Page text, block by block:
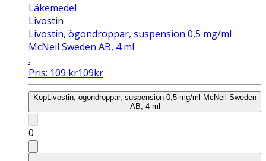
Läkemedel
Livostin
Livostin, ögondroppar, suspension 0,5 mg/ml
McNeil Sweden AB, 4 ml
.
Pris: 109 kr109kr
KöpLivostin, ögondroppar, suspension 0,5 mg/ml McNeil Sweden
AB, 4 ml
0